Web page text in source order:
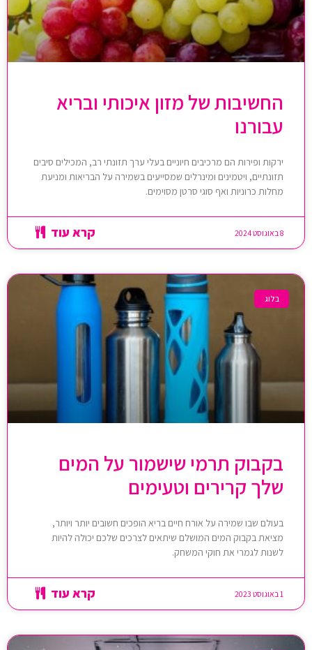
החשיבות של מזון איכותי ובריא
עבורנו
ירקות ופירות הם מרכיבים חיוניים בעלי ערך תזונתי רב, המכילים סיבים
תזונתיים, ויטמינים ומינרלים שמסייעים בשמירה על הבריאות ומניעת
מחלות כרוניות ואף סוגי סרטן מסוימים.
קרא עוד 8 באוגוסט 2024
בלוג
בקבוק תרמי שישמור על המים
שלך קרירים וטעימים
בעולם שבו שמירה על אורח חיים בריא הופכים חשובים יותר ויותר,
מציאת בקבוק המים המושלם שיתאים לצרכים שלכם יכולה להיות
לשנות לגמרי את חוקי המשחק.
קרא עוד 1 באוגוסט 2023